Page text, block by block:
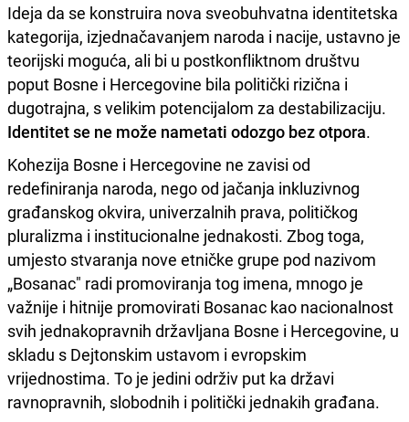
Ideja da se konstruira nova sveobuhvatna identitetska
kategorija, izjednačavanjem naroda i nacije, ustavno je
teorijski moguća, ali bi u postkonfliktnom društvu
poput Bosne i Hercegovine bila politički rizična i
dugotrajna, s velikim potencijalom za destabilizaciju.
Identitet se ne može nametati odozgo bez otpora.
Kohezija Bosne i Hercegovine ne zavisi od
redefiniranja naroda, nego od jačanja inkluzivnog
građanskog okvira, univerzalnih prava, političkog
pluralizma i institucionalne jednakosti. Zbog toga,
umjesto stvaranja nove etničke grupe pod nazivom
„Bosanac" radi promoviranja tog imena, mnogo je
važnije i hitnije promovirati Bosanac kao nacionalnost
svih jednakopravnih državljana Bosne i Hercegovine, u
skladu s Dejtonskim ustavom i evropskim
vrijednostima. To je jedini održiv put ka državi
ravnopravnih, slobodnih i politički jednakih građana.